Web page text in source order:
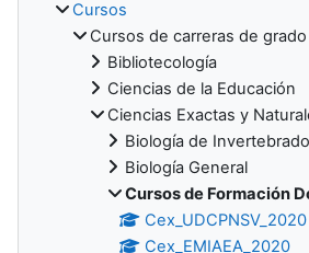
Cursos
Cursos de carreras de grado
Bibliotecología
Ciencias de la Educación
Ciencias Exactas y
Biología de
Biología General
Cursos de Formación
Cex_UDCPNSV_2020
Cex_EMIAEA_2020